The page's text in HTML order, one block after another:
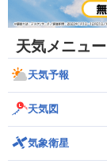
天気メニュー
天気予報
天気図
気象衛星